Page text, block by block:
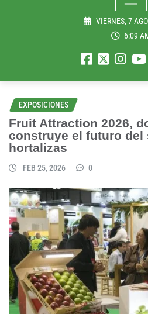
VIERNES, 7
6:09
EXPOSICIONES
Fruit Attraction 2026,
construye el futuro del
hortalizas
FEB 25, 2026 0